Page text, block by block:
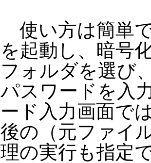
使い方は簡単
を起動し、暗号
フォルダを選び
パスワードを入
ード入力画面で
後の（元ファイ
理の実行も指定